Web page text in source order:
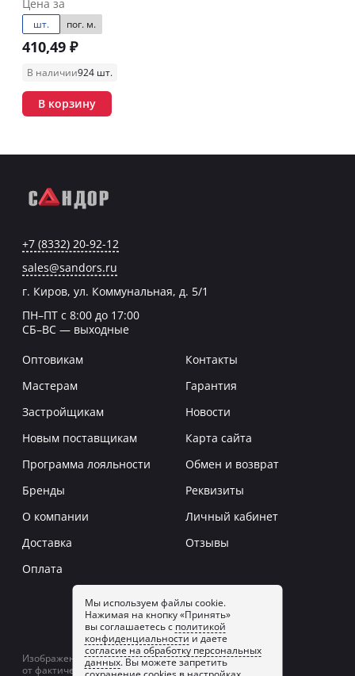
Цена за
шт. пог. м.
410,49 ₽
В наличии924 шт.
В корзину
Мы используем файлы cookie.
Нажимая на кнопку «Принять»
вы соглашаетесь с политикой
конфиденциальности и даете
согласие на обработку персональных
данных. Вы можете запретить
+7 (8332) 20-92-12
sales@sandors.ru
г. Киров, ул. Коммунальная, д. 5/1
ПН–ПТ с 8:00 до 17:00
СБ–ВС — выходные
Оптовикам
Мастерам
Застройщикам
Новым поставщикам
Программа лояльности
Бренды
О компании
Доставка
Оплата
Контакты
Гарантия
Новости
Карта сайта
Обмен и возврат
Реквизиты
Личный кабинет
Отзывы
Заказать звонок
Изображение товаров на сайте может отличаться
от фактического изображения.